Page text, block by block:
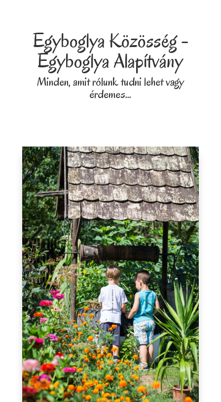
Egyboglya Közösség -
Egyboglya Alapítvány
Minden, amit rólunk tudni lehet vagy
érdemes…